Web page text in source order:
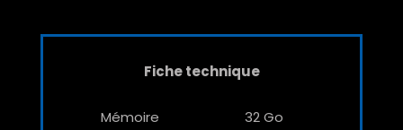
Fiche technique
Mémoire 32 Go